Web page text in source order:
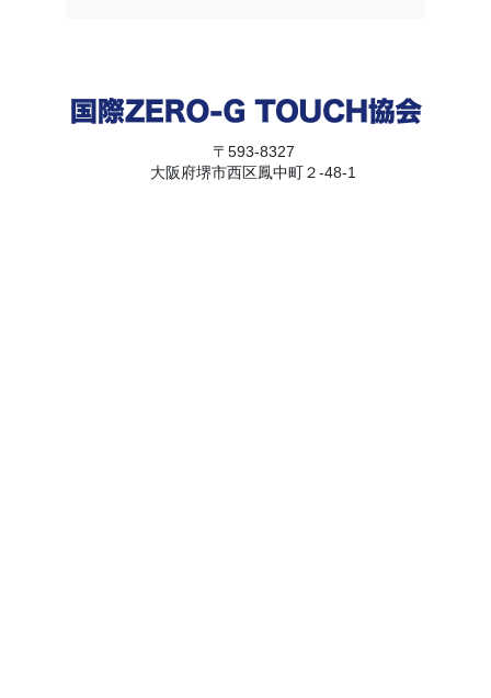
〒593-8327
大阪府堺市西区鳳中町２-48-1